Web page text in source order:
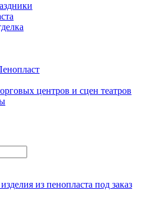
центров и сцен театров